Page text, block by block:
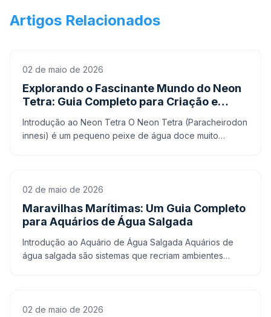
Artigos Relacionados
02 de maio de 2026
Explorando o Fascinante Mundo do Neon
Tetra: Guia Completo para Criação e
Introdução ao Neon Tetra O Neon Tetra (Paracheirodon
innesi) é um pequeno peixe de água doce muito
02 de maio de 2026
Maravilhas Marítimas: Um Guia Completo
para Aquários de Água Salgada
Introdução ao Aquário de Água Salgada Aquários de
água salgada são sistemas que recriam ambientes
02 de maio de 2026